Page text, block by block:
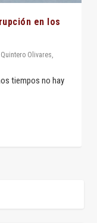
en los
Olivares,
tiempos no hay